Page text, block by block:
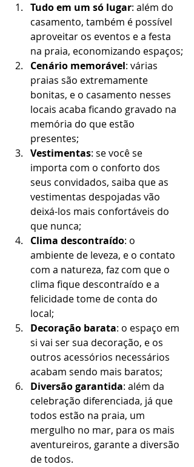
Tudo em um só lugar: além do
casamento, também é possível
aproveitar os eventos e a festa
na praia, economizando espaços;
Cenário memorável: várias
praias são extremamente
bonitas, e o casamento nesses
locais acaba ficando gravado na
memória do que estão
presentes;
Vestimentas: se você se
importa com o conforto dos
seus convidados, saiba que as
vestimentas despojadas vão
deixá-los mais confortáveis do
que nunca;
Clima descontraído: o
ambiente de leveza, e o contato
com a natureza, faz com que o
clima fique descontraído e a
felicidade tome de conta do
local;
Decoração barata: o espaço em
si vai ser sua decoração, e os
outros acessórios necessários
acabam sendo mais baratos;
Diversão garantida: além da
celebração diferenciada, já que
todos estão na praia, um
mergulho no mar, para os mais
aventureiros, garante a diversão
de todos.